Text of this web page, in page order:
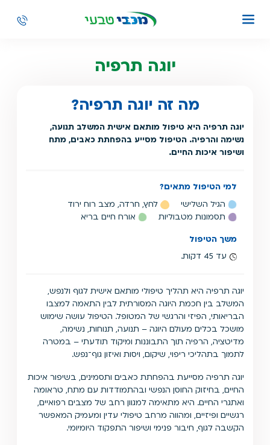
יוגה תרפיה
מה זה יוגה תרפיה?
יוגה תרפיה היא טיפול מותאם אישית המשלב תנועה,
נשימה והרפיה. הטיפול מסייע בהפחתת כאבים, מתח
ושיפור איכות החיים.
למי הטיפול מתאים?
הגיל השלישי
לחץ, חרדה, מצב רוח ירוד
תסמונות מטבוליות
אורח חיים בריא
משך הטיפול
עד 45 דקות.
יוגה תרפיה היא תהליך טיפולי מותאם אישית לגוף ולנפש,
המשלב בין חכמת היוגה המסורתית לבין התאמה למצבו
הבריאותי, הפיזי והרגשי של המטופל. הטיפול עושה שימוש
מושכל בכלים מעולם היוגה – תנועה, תנוחות, נשימה,
מדיטציה, הרפיה תוך התבוננות ומיקוד תודעתי – במטרה
לתמוך בתהליכי ריפוי, שיקום, ויסות ואיזון גוף־נפש.
יוגה תרפיה מסייעת בהפחתת כאבים ותסמינים, בשיפור איכות
החיים, בחיזוק החוסן הנפשי ובהתמודדות עם מתח, טראומה
ואתגרי החיים. היא מתאימה למגוון רחב של מצבים רפואיים,
רגשיים ופיזיים, ומהווה מרחב טיפולי עדין ומעמיק המאפשר
הקשבה לגוף, חיבור פנימי ושיפור התפקוד היומיומי.